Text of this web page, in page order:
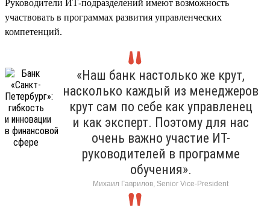
Руководители ИТ-подразделений имеют возможность
участвовать в программах развития управленческих
компетенций.
«Наш банк настолько же крут,
насколько каждый из менеджеров
крут сам по себе как управленец
и как эксперт. Поэтому для нас
очень важно участие ИТ-
руководителей в программе
обучения».
Михаил Гаврилов, Senior Vice-President